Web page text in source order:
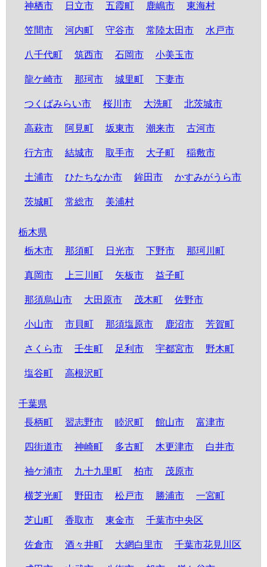
神栖市 日立市 五霞町 鹿嶋市 東海村
笠間市 河内町 守谷市 常陸太田市 水戸市
八千代町 筑西市 石岡市 小美玉市
龍ケ崎市 那珂市 城里町 下妻市
つくばみらい市 桜川市 大洗町 北茨城市
高萩市 阿見町 坂東市 潮来市 古河市
行方市 結城市 取手市 大子町 稲敷市
土浦市 ひたちなか市 鉾田市 かすみがうら市
茨城町 常総市 美浦村
栃木県
栃木市
那須町 日光市 下野市 那珂川町
真岡市 上三川町 矢板市 益子町
那須烏山市 大田原市 茂木町 佐野市
小山市 市貝町 那須塩原市 鹿沼市 芳賀町
さくら市 壬生町 足利市 宇都宮市 野木町
塩谷町 高根沢町
千葉県
長柄町
習志野市 睦沢町 館山市 富津市
四街道市 神崎町 多古町 木更津市 白井市
袖ケ浦市 九十九里町 柏市 茂原市
横芝光町 野田市 松戸市 勝浦市 一宮町
芝山町 香取市 東金市 千葉市中央区
佐倉市 酒々井町 大網白里市 千葉市花見川区